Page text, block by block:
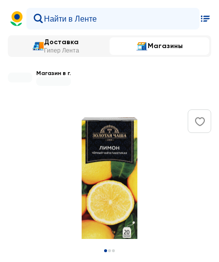
Доставка
Гипер Лента
Магазины
Магазин в г.